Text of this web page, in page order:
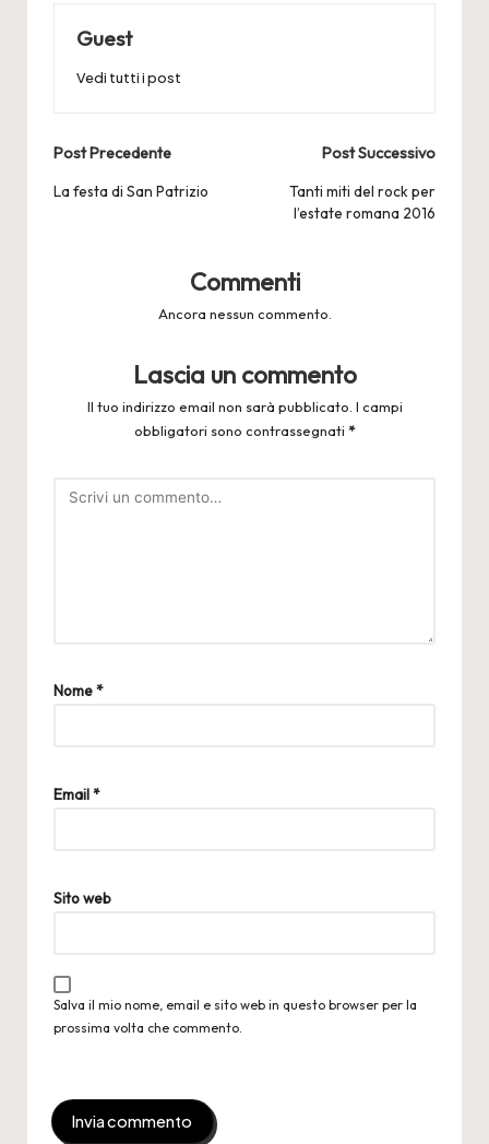
Guest
Vedi tutti i post
Post
navigation
Post Precedente
La festa di San Patrizio
Post Successivo
Tanti miti del rock per
l’estate romana 2016
Commenti
Ancora nessun commento.
Lascia un commento
Il tuo indirizzo email non sarà pubblicato. I campi
obbligatori sono contrassegnati *
Nome*
Email*
Sito web
Salva il mio nome, email e sito web in questo browser per la
prossima volta che commento.